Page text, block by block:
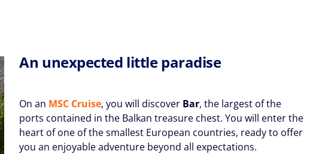
An unexpected little paradise
On an MSC Cruise, you will discover Bar, the largest of the
ports contained in the Balkan treasure chest. You will enter the
heart of one of the smallest European countries, ready to offer
you an enjoyable adventure beyond all expectations.